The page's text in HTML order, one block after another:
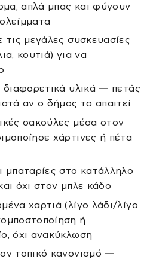
απλά μπας και φύγουν
τις μεγάλες συσκευασίες
κουτιά) για να
διαφορετικά υλικά — πετάς
αν ο δήμος το απαιτεί
σακούλες μέσα στον
χάρτινες ή πέτα
μπαταρίες στο κατάλληλο
όχι στον μπλε κάδο
χαρτιά (λίγο λάδι/λίγο
ή
όχι ανακύκλωση
τοπικό κανονισμό —